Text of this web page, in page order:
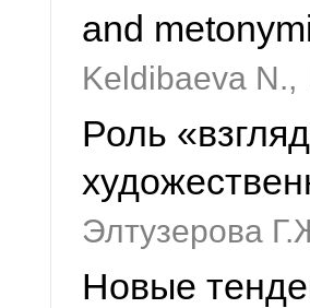
and
Keldibaeva N.,
Роль
Элтузерова
Новые